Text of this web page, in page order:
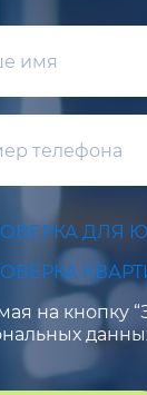
ДЛЯ
на кнопку